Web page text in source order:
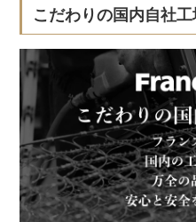
こだわりの国内自社